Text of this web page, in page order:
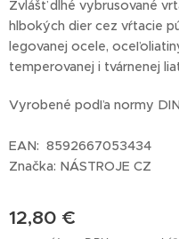
Zvlášť dlhé vybrusované
hlbokých dier cez vŕtacie
legovanej ocele,
temperovanej i tvárnenej
Vyrobené podľa normy
EAN: 8592667053434
Značka: NÁSTROJE CZ
12,80 €